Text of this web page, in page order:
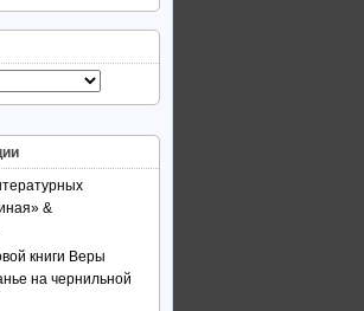
&
книги Веры
на чернильной